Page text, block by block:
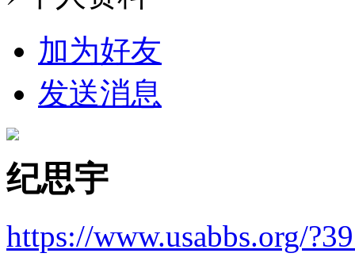
加为好友
发送消息
纪思宇
https://www.usabbs.org/